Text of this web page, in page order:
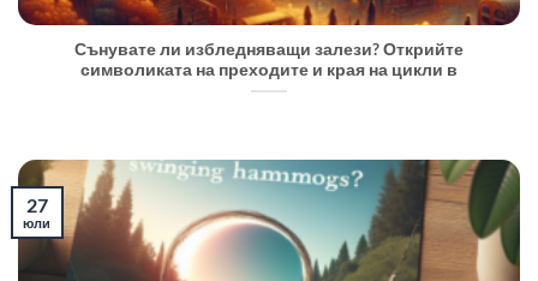
Сънувате ли избледняващи залези? Открийте
символиката на преходите и края на цикли в
27
юли